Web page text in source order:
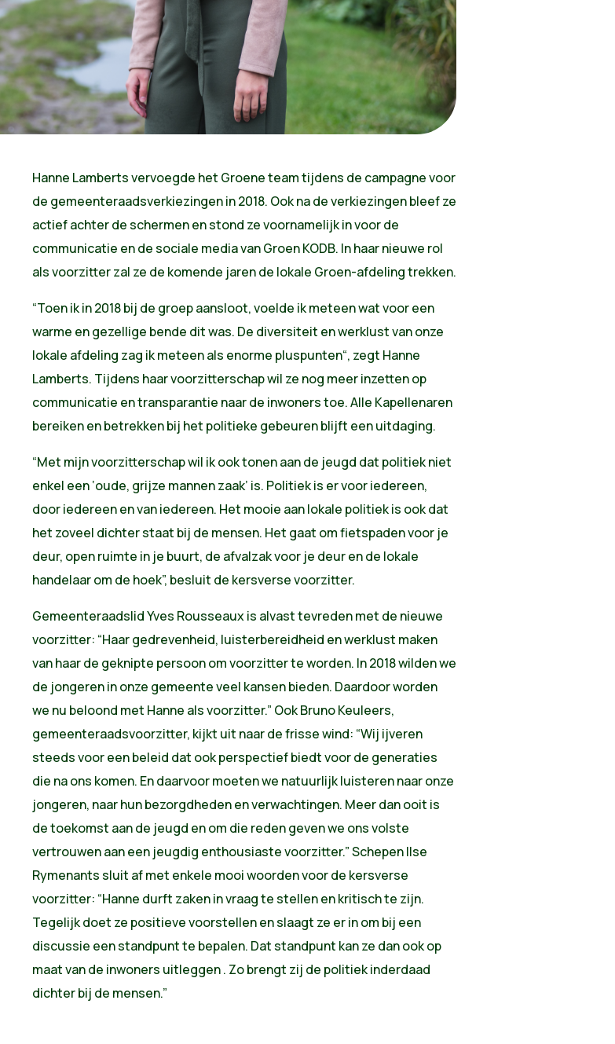
Hanne Lamberts vervoegde het Groene team tijdens de campagne voor
de gemeenteraadsverkiezingen in 2018. Ook na de verkiezingen bleef ze
actief achter de schermen en stond ze voornamelijk in voor de
communicatie en de sociale media van Groen KODB. In haar nieuwe rol
als voorzitter zal ze de komende jaren de lokale Groen-afdeling trekken.
“Toen ik in 2018 bij de groep aansloot, voelde ik meteen wat voor een
warme en gezellige bende dit was. De diversiteit en werklust van onze
lokale afdeling zag ik meteen als enorme pluspunten“, zegt Hanne
Lamberts. Tijdens haar voorzitterschap wil ze nog meer inzetten op
communicatie en transparantie naar de inwoners toe. Alle Kapellenaren
bereiken en betrekken bij het politieke gebeuren blijft een uitdaging.
“Met mijn voorzitterschap wil ik ook tonen aan de jeugd dat politiek niet
enkel een ‘oude, grijze mannen zaak’ is. Politiek is er voor iedereen,
door iedereen en van iedereen. Het mooie aan lokale politiek is ook dat
het zoveel dichter staat bij de mensen. Het gaat om fietspaden voor je
deur, open ruimte in je buurt, de afvalzak voor je deur en de lokale
handelaar om de hoek”, besluit de kersverse voorzitter.
Gemeenteraadslid Yves Rousseaux is alvast tevreden met de nieuwe
voorzitter: “Haar gedrevenheid, luisterbereidheid en werklust maken
van haar de geknipte persoon om voorzitter te worden. In 2018 wilden we
de jongeren in onze gemeente veel kansen bieden. Daardoor worden
we nu beloond met Hanne als voorzitter.” Ook Bruno Keuleers,
gemeenteraadsvoorzitter, kijkt uit naar de frisse wind: “Wij ijveren
steeds voor een beleid dat ook perspectief biedt voor de generaties
die na ons komen. En daarvoor moeten we natuurlijk luisteren naar onze
jongeren, naar hun bezorgdheden en verwachtingen. Meer dan ooit is
de toekomst aan de jeugd en om die reden geven we ons volste
vertrouwen aan een jeugdig enthousiaste voorzitter.” Schepen Ilse
Rymenants sluit af met enkele mooi woorden voor de kersverse
voorzitter: “Hanne durft zaken in vraag te stellen en kritisch te zijn.
Tegelijk doet ze positieve voorstellen en slaagt ze er in om bij een
discussie een standpunt te bepalen. Dat standpunt kan ze dan ook op
maat van de inwoners uitleggen . Zo brengt zij de politiek inderdaad
dichter bij de mensen.”